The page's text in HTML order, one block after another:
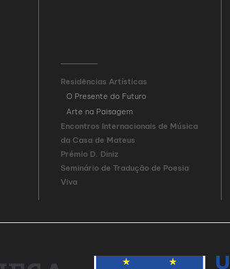
Residências Artísticas
O Presente do Futuro
Arte na Paisagem
Encontros Internacionais de Música
da Casa de Mateus
Prémio D. Diniz
Seminário de Tradução de Poesia
Viva